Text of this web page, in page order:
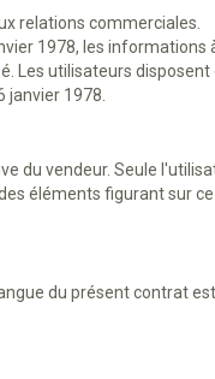
relations commerciales.
1978, les informations
Les utilisateurs disposent
janvier 1978.
du vendeur. Seule
éléments figurant sur
du présent contrat